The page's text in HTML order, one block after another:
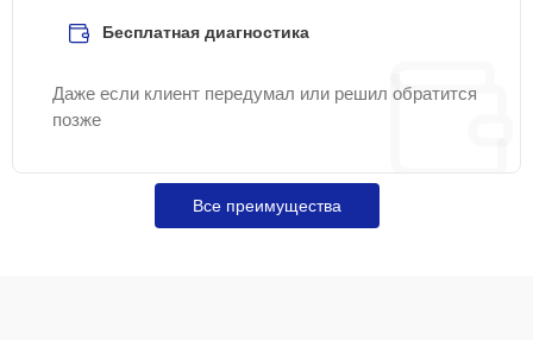
Бесплатная диагностика
Даже если клиент передумал или решил обратится
позже
Все преимущества